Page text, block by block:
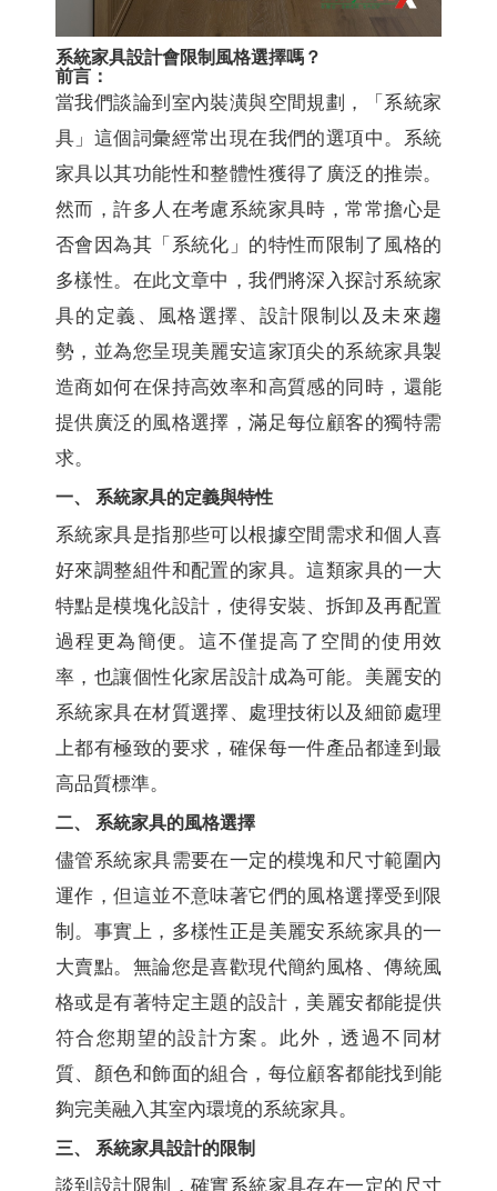
系統家具設計會限制風格選擇嗎？
前言：
當我們談論到室內裝潢與空間規劃，「系統家
具」這個詞彙經常出現在我們的選項中。系統
家具以其功能性和整體性獲得了廣泛的推崇。
然而，許多人在考慮系統家具時，常常擔心是
否會因為其「系統化」的特性而限制了風格的
多樣性。在此文章中，我們將深入探討系統家
具的定義、風格選擇、設計限制以及未來趨
勢，並為您呈現美麗安這家頂尖的系統家具製
造商如何在保持高效率和高質感的同時，還能
提供廣泛的風格選擇，滿足每位顧客的獨特需
求。
一、 系統家具的定義與特性
系統家具是指那些可以根據空間需求和個人喜
好來調整組件和配置的家具。這類家具的一大
特點是模塊化設計，使得安裝、拆卸及再配置
過程更為簡便。這不僅提高了空間的使用效
率，也讓個性化家居設計成為可能。美麗安的
系統家具在材質選擇、處理技術以及細節處理
上都有極致的要求，確保每一件產品都達到最
高品質標準。
二、 系統家具的風格選擇
儘管系統家具需要在一定的模塊和尺寸範圍內
運作，但這並不意味著它們的風格選擇受到限
制。事實上，多樣性正是美麗安系統家具的一
大賣點。無論您是喜歡現代簡約風格、傳統風
格或是有著特定主題的設計，美麗安都能提供
符合您期望的設計方案。此外，透過不同材
質、顏色和飾面的組合，每位顧客都能找到能
夠完美融入其室內環境的系統家具。
三、 系統家具設計的限制
談到設計限制，確實系統家具存在一定的尺寸